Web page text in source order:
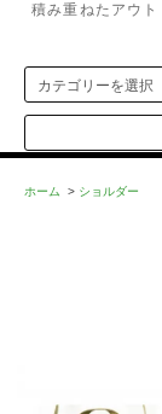
積み重ねたアウ
ホーム > ショルダー